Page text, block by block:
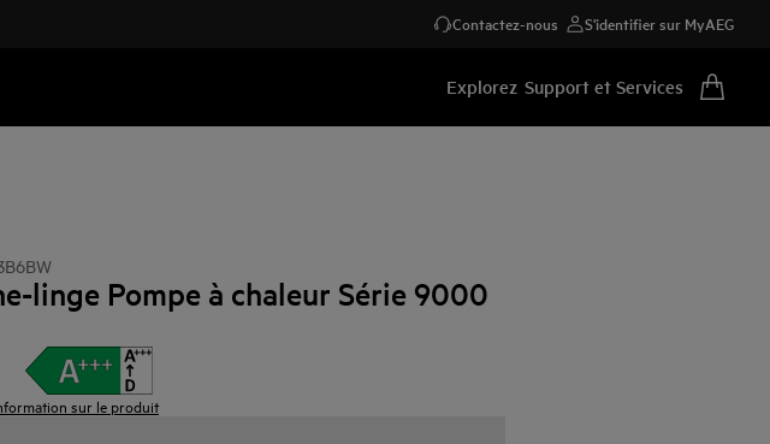
Contactez-nous S'identifier sur MyAEG
Explorez Support et Services
linge Pompe à chaleur Série 9000
sur le produit